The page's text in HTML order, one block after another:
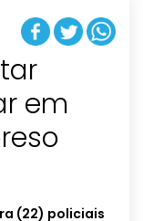
em
(22) policiais